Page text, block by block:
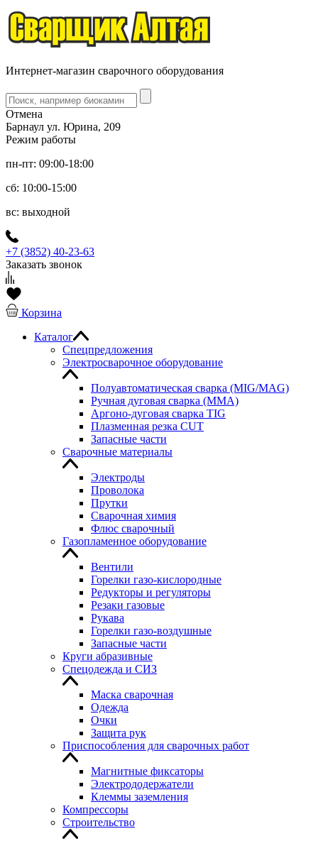
Интернет-магазин сварочного оборудования
Отмена
Барнаул ул. Юрина, 209
Режим работы
пн-пт: 09:00-18:00
сб: 10:00-15:00
вс: выходной
+7 (3852) 40-23-63
Заказать звонок
Корзина
Каталог
Спецпредложения
Электросварочное оборудование
Полуавтоматическая сварка (MIG/MAG)
Ручная дуговая сварка (MMA)
Аргоно-дуговая сварка TIG
Плазменная резка CUT
Запасные части
Сварочные материалы
Электроды
Проволока
Прутки
Сварочная химия
Флюс сварочный
Газопламенное оборудование
Вентили
Горелки газо-кислородные
Редукторы и регуляторы
Резаки газовые
Рукава
Горелки газо-воздушные
Запасные части
Круги абразивные
Спецодежда и СИЗ
Маска сварочная
Одежда
Очки
Защита рук
Приспособления для сварочных работ
Магнитные фиксаторы
Электрододержатели
Клеммы заземления
Компрессоры
Строительство